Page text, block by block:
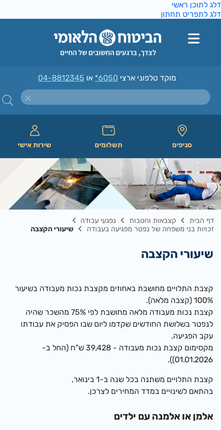
לתוכן ראשי
לתפריט תחתון
מוקד טלפוני ארצי*6050או04-8812345
סניפים תשלומים שירות אישי
דף הבית קצבאות והטבות
נפגעי עבודה
זכויות בני משפחה של נפטר מפגיעה בעבודה
שיעורי הקצבה
שיעורי הקצבה
​קצבת התלויים מחושבת באחוזים מקצבת נכות מעבודה בשיעור
100% (קצבה מלאה).
קצבת נכות מעבודה מלאה מחושבת לפי 75% מהשכר שהיה
לנפטר בשלושת החודשים שקדמו ליום שבו הפסיק את עבודתו
עקב הפגיעה.
מקסימום קצבת נכות מעבודה -
39,428 ש"ח (החל ב-
01.01.2026)
).
קצבת התלויים משתנה בכל שנה ב-1 בינואר,
בהתאם לשינויים במדד המחירים לצרכן.
אלמן או אלמנה עם ילדים